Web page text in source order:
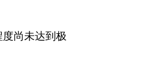
尚未达到极